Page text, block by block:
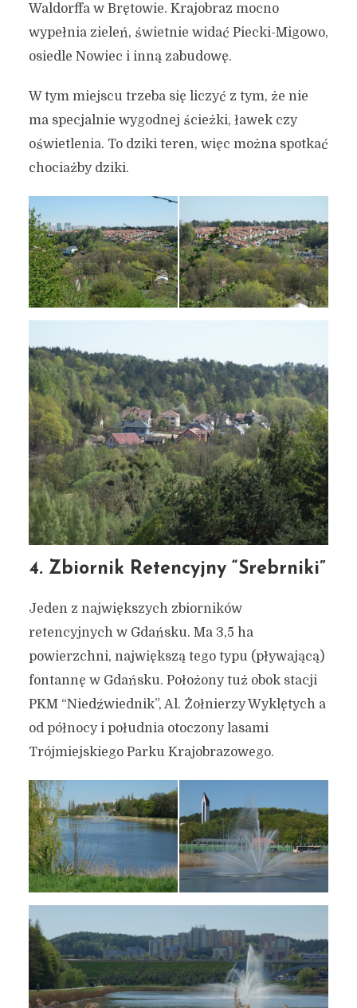
Waldorffa w Brętowie. Krajobraz mocno
wypełnia zieleń, świetnie widać Piecki-Migowo,
osiedle Nowiec i inną zabudowę.
W tym miejscu trzeba się liczyć z tym, że nie
ma specjalnie wygodnej ścieżki, ławek czy
oświetlenia. To dziki teren, więc można spotkać
chociażby dziki.
4. Zbiornik Retencyjny “Srebrniki”
Jeden z największych zbiorników
retencyjnych w Gdańsku. Ma 3,5 ha
powierzchni, największą tego typu (pływającą)
fontannę w Gdańsku. Położony tuż obok stacji
PKM “Niedźwiednik”, Al. Żołnierzy Wyklętych a
od północy i południa otoczony lasami
Trójmiejskiego Parku Krajobrazowego.